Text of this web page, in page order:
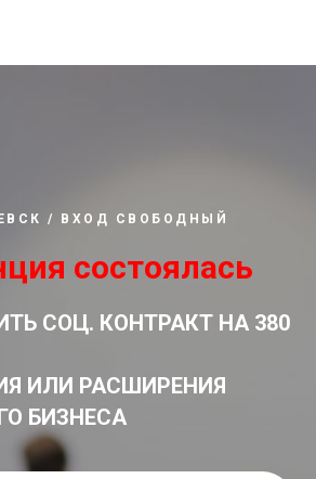
/ ВХОД СВОБОДНЫЙ
состоялась
СОЦ. КОНТРАКТ НА 380
ИЛИ РАСШИРЕНИЯ
БИЗНЕСА